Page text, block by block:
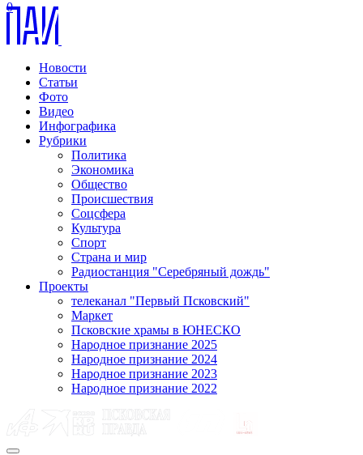
Новости
Статьи
Фото
Видео
Инфографика
Рубрики
Политика
Экономика
Общество
Происшествия
Соцсфера
Культура
Спорт
Страна и мир
Радиостанция "Серебряный дождь"
Проекты
телеканал "Первый Псковский"
Маркет
Псковские храмы в ЮНЕСКО
Народное признание 2025
Народное признание 2024
Народное признание 2023
Народное признание 2022
0